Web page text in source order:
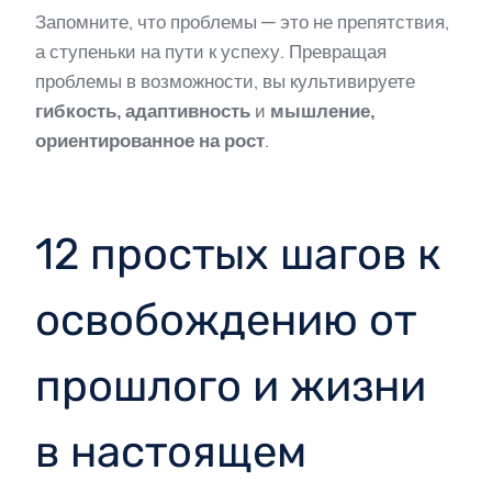
Запомните, что проблемы — это не препятствия,
а ступеньки на пути к успеху. Превращая
проблемы в возможности, вы культивируете
гибкость, адаптивность и мышление,
ориентированное на рост.
12 простых шагов к
освобождению от
прошлого и жизни
в настоящем